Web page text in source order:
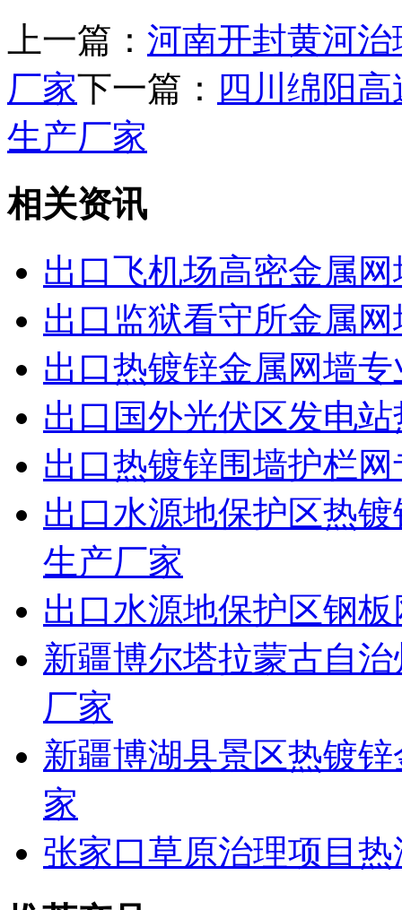
上一篇： 河南开封黄河
厂家下一篇： 四川绵阳
生产厂家
相关资讯
出口飞机场高密金属
出口监狱看守所金属
出口热镀锌金属网墙
出口国外光伏区发电
出口热镀锌围墙护栏
出口水源地保护区热
生产厂家
出口水源地保护区钢
新疆博尔塔拉蒙古自
厂家
新疆博湖县景区热镀
家
张家口草原治理项目